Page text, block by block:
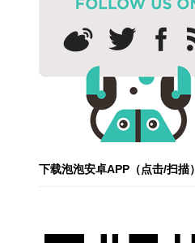
下载泡泡安卓APP（点击/扫描）